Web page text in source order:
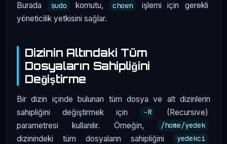
Burada sudo komutu, chown
işlemi için gerekli
yöneticilik yetkisini sağlar.
Dizinin Altındaki Tüm
Dosyaların Sahipliğini
Değiştirme
Bir dizin içinde bulunan tüm dosya ve alt dizinlerin
sahipliğini değiştirmek için
-R
(Recursive)
parametresi kullanılır. Örneğin,
/home/yedek
dizinindeki tüm dosyaların sahipliğini yedekci